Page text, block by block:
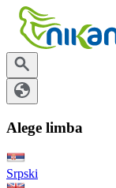
Alege limba
Srpski